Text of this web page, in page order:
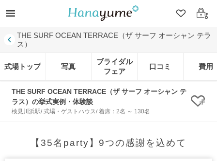
クリップ
ログ
THE SURF OCEAN TERRACE（ザ サーフ オーシャン テラ
ス）
式場トップ 写真
ブライダル
フェア
口コミ 費用
THE SURF OCEAN TERRACE（ザ サーフ オーシャン テ
ラス）の挙式実例・体験談
検見川浜駅/ 式場・ゲストハウス/ 着席：2名 ～ 130名 ク
【35名party】9つの感謝を込めて